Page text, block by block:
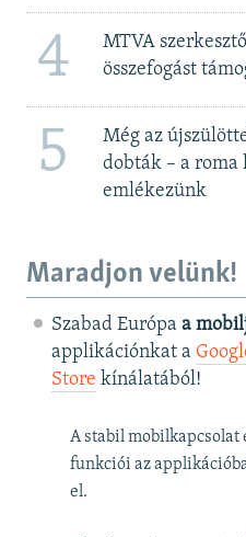
4
MTVA
összefogást
5
Még az
dobták – a roma
emlékezünk
Maradjon velünk!
Szabad Európa a
applikációnkat a
Store kínálatából!
A stabil mobilkapcsolat
funkciói az
el.